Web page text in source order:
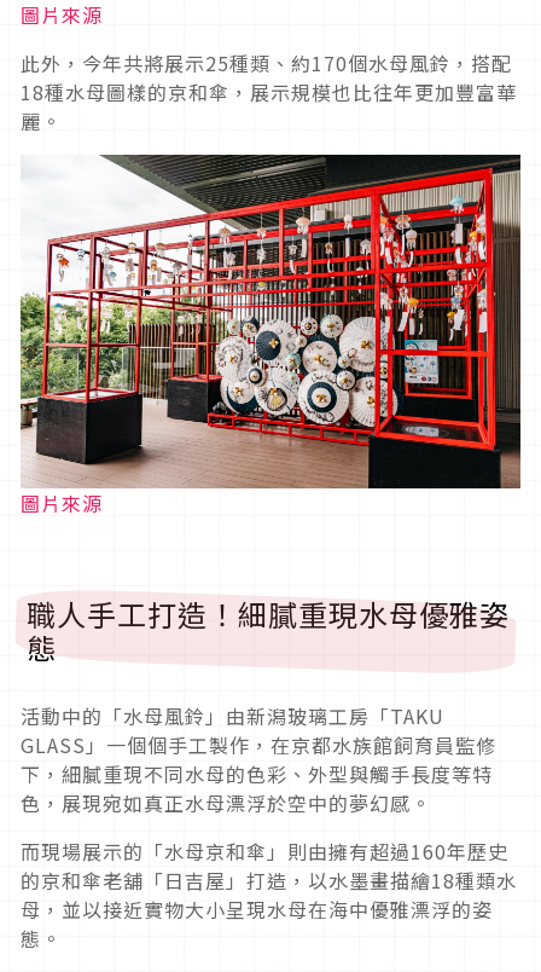
圖片來源
此外，今年共將展示25種類、約170個水母風鈴，搭配
18種水母圖樣的京和傘，展示規模也比往年更加豐富華
麗。
圖片來源
職人手工打造！細膩重現水母優雅姿
態
活動中的「水母風鈴」由新潟玻璃工房「TAKU
GLASS」一個個手工製作，在京都水族館飼育員監修
下，細膩重現不同水母的色彩、外型與觸手長度等特
色，展現宛如真正水母漂浮於空中的夢幻感。
而現場展示的「水母京和傘」則由擁有超過160年歷史
的京和傘老舖「日吉屋」打造，以水墨畫描繪18種類水
母，並以接近實物大小呈現水母在海中優雅漂浮的姿
態。